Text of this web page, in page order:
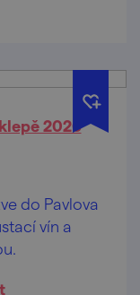
2026
do Pavlova
vín a